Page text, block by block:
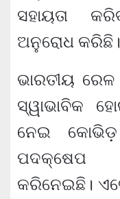
ସହାୟତା
ଅନୁରୋଧ କରିଛି।
ଭାରତୀୟ
ସ୍ୱାଭାବିକ
ନେଇ କୋଭିଡ଼
ପଦକ୍ଷେପ
କରିନେଇଛି।